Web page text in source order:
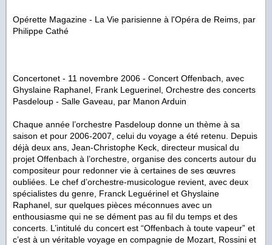
Opérette Magazine - La Vie parisienne à l'Opéra de Reims, par
Philippe Cathé
Concertonet - 11 novembre 2006 - Concert Offenbach, avec
Ghyslaine Raphanel, Frank Leguerinel, Orchestre des concerts
Pasdeloup - Salle Gaveau, par Manon Arduin
Chaque année l’orchestre Pasdeloup donne un thème à sa
saison et pour 2006-2007, celui du voyage a été retenu. Depuis
déjà deux ans, Jean-Christophe Keck, directeur musical du
projet Offenbach à l’orchestre, organise des concerts autour du
compositeur pour redonner vie à certaines de ses œuvres
oubliées. Le chef d’orchestre-musicologue revient, avec deux
spécialistes du genre, Franck Leguérinel et Ghyslaine
Raphanel, sur quelques pièces méconnues avec un
enthousiasme qui ne se dément pas au fil du temps et des
concerts. L’intitulé du concert est “Offenbach à toute vapeur” et
c’est à un véritable voyage en compagnie de Mozart, Rossini et